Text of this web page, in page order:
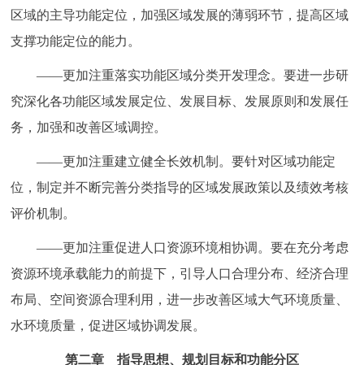
区域的主导功能定位，加强区域发展的薄弱环节，提高区域
支撑功能定位的能力。
——更加注重落实功能区域分类开发理念。要进一步研
究深化各功能区域发展定位、发展目标、发展原则和发展任
务，加强和改善区域调控。
——更加注重建立健全长效机制。要针对区域功能定
位，制定并不断完善分类指导的区域发展政策以及绩效考核
评价机制。
——更加注重促进人口资源环境相协调。要在充分考虑
资源环境承载能力的前提下，引导人口合理分布、经济合理
布局、空间资源合理利用，进一步改善区域大气环境质量、
水环境质量，促进区域协调发展。
第二章 指导思想、规划目标和功能分区